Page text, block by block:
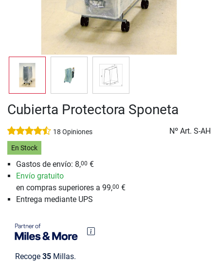
Cubierta Protectora Sponeta
18 Opiniones Nº Art. S-AH
En Stock
Gastos de envío: 8,00 €
Envío gratuito
en compras superiores a 99,00 €
Entrega mediante UPS
Recoge 35 Millas.